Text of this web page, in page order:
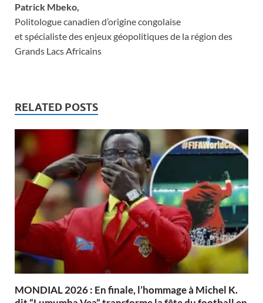
Patrick Mbeko,
Politologue canadien d’origine congolaise
et spécialiste des enjeux géopolitiques de la région des
Grands Lacs Africains
RELATED POSTS
MONDIAL 2026 : En finale, l’hommage à Michel K.